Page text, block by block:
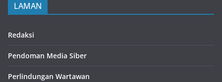
LAMAN
Redaksi
Pendoman Media Siber
Perlindungan Wartawan